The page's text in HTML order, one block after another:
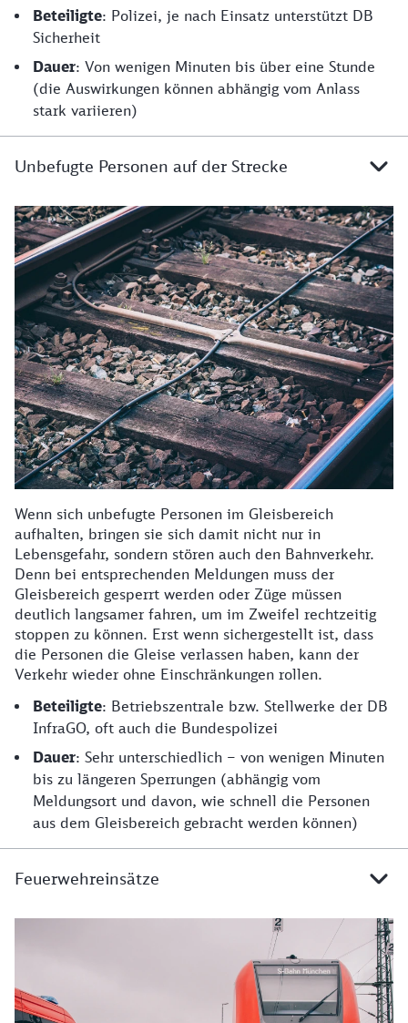
Beteiligte: Polizei, je nach Einsatz unterstützt DB
Sicherheit
Dauer: Von wenigen Minuten bis über eine Stunde
(die Auswirkungen können abhängig vom Anlass
stark variieren)
Unbefugte Personen auf der Strecke
Details zu unbefugte Personen auf der Strecke
Wenn sich unbefugte Personen im Gleisbereich
aufhalten, bringen sie sich damit nicht nur in
Lebensgefahr, sondern stören auch den Bahnverkehr.
Denn bei entsprechenden Meldungen muss der
Gleisbereich gesperrt werden oder Züge müssen
deutlich langsamer fahren, um im Zweifel rechtzeitig
stoppen zu können. Erst wenn sichergestellt ist, dass
die Personen die Gleise verlassen haben, kann der
Verkehr wieder ohne Einschränkungen rollen.
Beteiligte: Betriebszentrale bzw. Stellwerke der DB
InfraGO, oft auch die Bundespolizei
Dauer: Sehr unterschiedlich – von wenigen Minuten
bis zu längeren Sperrungen (abhängig vom
Meldungsort und davon, wie schnell die Personen
aus dem Gleisbereich gebracht werden können)
Feuerwehreinsätze